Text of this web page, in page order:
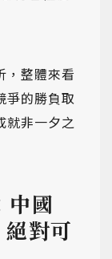
，整體來看
爭的勝負取
就非一夕之
中國
對可